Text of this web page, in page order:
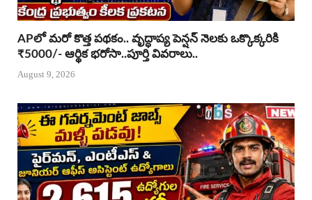
APలో మరో కొత్త పథకం.. వృద్ధాప్య పెన్షన్ నెలకు ఒక్కొక్కరికి
₹5000/- ఆర్థిక భరోసా..పూర్తి వివరాలు..
August 9, 2026